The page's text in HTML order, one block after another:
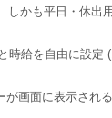
しかも平日・休出
時給を自由に設定
が画面に表示され